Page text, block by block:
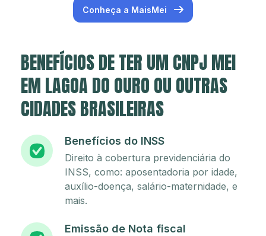
Conheça a MaisMei
BENEFÍCIOS DE TER UM CNPJ MEI
EM LAGOA DO OURO OU OUTRAS
CIDADES BRASILEIRAS
Benefícios do INSS
Direito à cobertura previdenciária do
INSS, como: aposentadoria por idade,
auxílio-doença, salário-maternidade, e
mais.
Emissão de Nota fiscal